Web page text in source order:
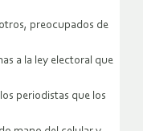
preocupados de
a la ley electoral que
periodistas que los